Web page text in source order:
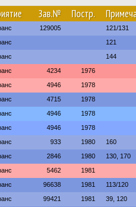
Зав.№ Постр.
129005 121/131
121
144
4234 1976
4946 1978
4715 1978
4946 1978
4946 1978
933 1980 160
2846 1980 130, 170
5462 1981
96638 1981 113/120
99421 1981 39, 120